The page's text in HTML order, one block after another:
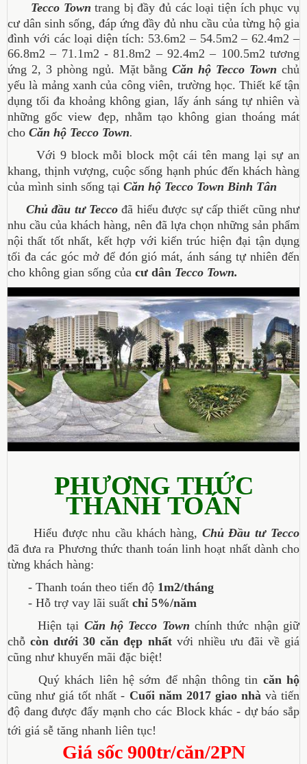
Tecco Town trang bị đầy đủ các loại tiện ích phục vụ
cư dân sinh sống, đáp ứng đầy đủ nhu cầu của từng hộ gia
đình với các loại diện tích: 53.6m2 – 54.5m2 – 62.4m2 –
66.8m2 – 71.1m2 - 81.8m2 – 92.4m2 – 100.5m2 tương
ứng 2, 3 phòng ngủ. Mặt bằngCăn hộ Tecco Town chủ
yếu là mảng xanh của công viên, trường học.Thiết kế tận
dụng tối đa khoảng không gian, lấy ánh sáng tự nhiên và
những gốc view đẹp, nhằm tạo không gian thoáng mát
cho Căn hộ Tecco Town.
Với 9 block mỗi block một cái tên mang lại sự an
khang, thịnh vượng, cuộc sống hạnh phúc đến khách hàng
của mình sinh sống tại Căn hộ Tecco Town Binh Tân
Chủ đầu tư Tecco đã hiểu được sự cấp thiết cũng như
nhu cầu của khách hàng, nên đã lựa chọn những sản phẩm
nội thất tốt nhất, kết hợp với kiến trúc hiện đại tận dụng
tối đa các góc mở để đón gió mát, ánh sáng tự nhiên đến
cho không gian sống của cư dân Tecco Town.
PHƯƠNG THỨC
THANH TOÁN
Hiểu được nhu cầu khách hàng, Chủ Đầu tư Tecco
đã đưa ra Phương thức thanh toán linh hoạt nhất dành cho
từng khách hàng:
- Thanh toán theo tiến độ 1m2/tháng
- Hỗ trợ vay lãi suất chỉ 5%/năm
Hiện tại Căn hộ Tecco Town chính thức nhận giữ
chỗcòn dưới 30 căn đẹp nhấtvới nhiều ưu đãi về giá
cũng như khuyến mãi đặc biệt!
Quý khách liên hệ sớm để nhận thông tin căn hộ
cũng như giá tốt nhất - Cuối năm 2017 giao nhàvà tiến
độ đang được đẩy mạnh cho các Block khác - dự báo sắp
tới giá sễ tăng nhanh liên tục!
Giá sốc 900tr/căn/2PN